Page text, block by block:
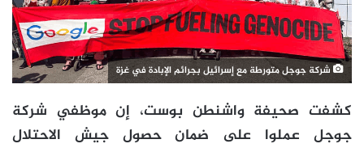
شركة جوجل متورطة مع إسرائيل بجرائم الإبادة في غزة
كشفت صحيفة واشنطن بوست، إن موظفي شركة
جوجل عملوا على ضمان حصول جيش الاحتلال